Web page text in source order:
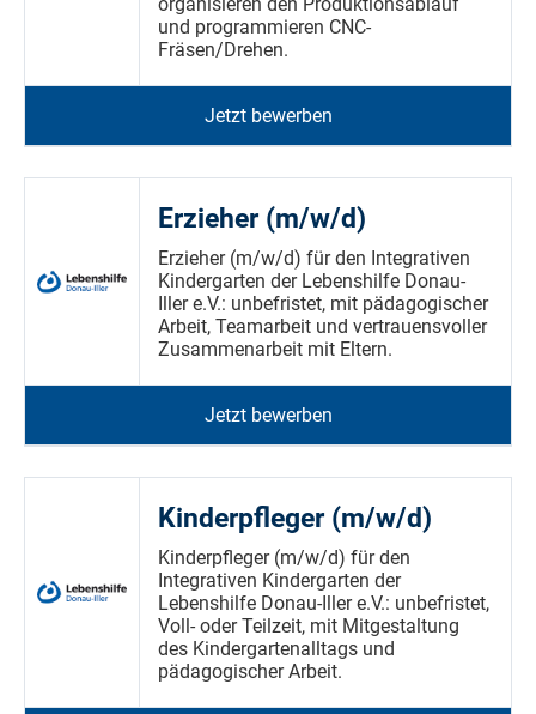
und programmieren CNC-
Fräsen/Drehen.
Jetzt bewerben
Erzieher (m/w/d)
Erzieher (m/w/d) für den Integrativen
Kindergarten der Lebenshilfe Donau-
Iller e.V.: unbefristet, mit pädagogischer
Arbeit, Teamarbeit und vertrauensvoller
Zusammenarbeit mit Eltern.
Jetzt bewerben
Kinderpfleger (m/w/d)
Kinderpfleger (m/w/d) für den
Integrativen Kindergarten der
Lebenshilfe Donau-Iller e.V.: unbefristet,
Voll- oder Teilzeit, mit Mitgestaltung
des Kindergartenalltags und
pädagogischer Arbeit.